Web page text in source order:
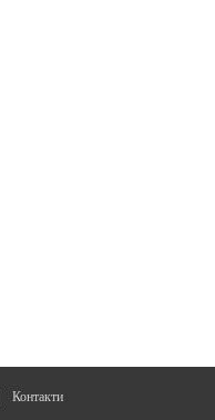
Контакти